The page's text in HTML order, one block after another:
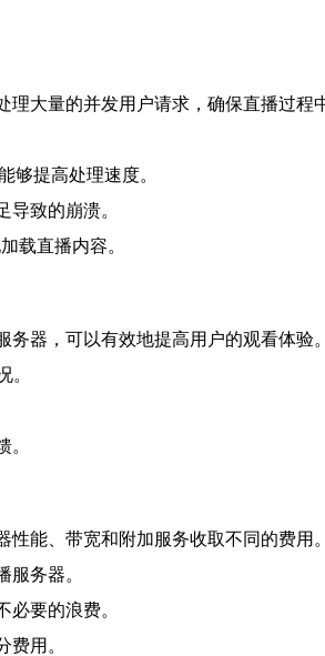
大量的并发用户请求，确保直播过
够提高处理速度。
致的崩溃。
载直播内容。
器，可以有效地提高用户的观看体验
。
。
能、带宽和附加服务收取不同的费用
务器。
必要的浪费。
费用。